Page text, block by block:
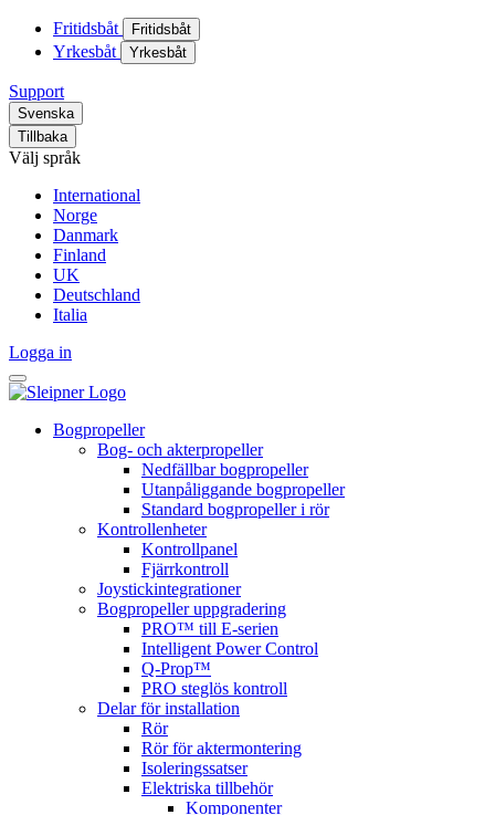
Fritidsbåt Fritidsbåt
Yrkesbåt Yrkesbåt
Support
Svenska
Tillbaka
Välj språk
International
Norge
Danmark
Finland
UK
Deutschland
Italia
Logga in
Bogpropeller
Bog- och akterpropeller
Nedfällbar bogpropeller
Utanpåliggande bogpropeller
Standard bogpropeller i rör
Kontrollenheter
Kontrollpanel
Fjärrkontroll
Joystickintegrationer
Bogpropeller uppgradering
PRO™ till E-serien
Intelligent Power Control
Q-Prop™
PRO steglös kontroll
Delar för installation
Rör
Rör för aktermontering
Isoleringssatser
Elektriska tillbehör
Komponenter